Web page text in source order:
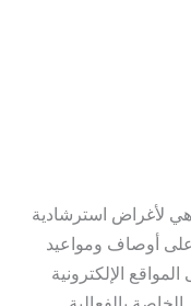
هي لأغراض استرشادية
أوصاف ومواعيد
الإلكترونية